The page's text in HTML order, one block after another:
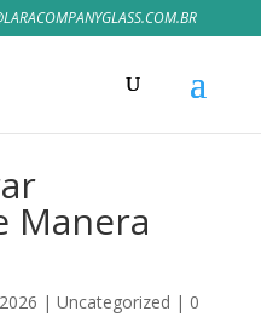
Manera
| Uncategorized | 0